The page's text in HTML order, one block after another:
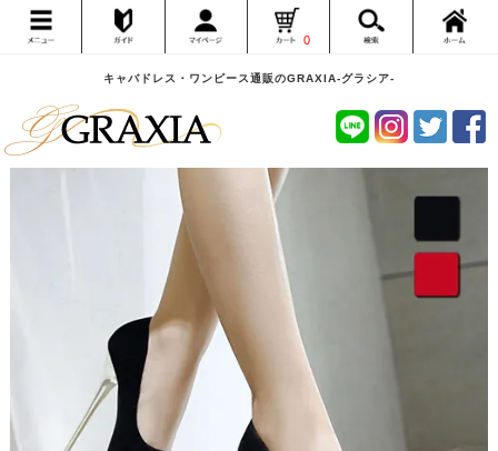
キャバドレス・ワンピース通販のGRAXIA-グラシア-
0